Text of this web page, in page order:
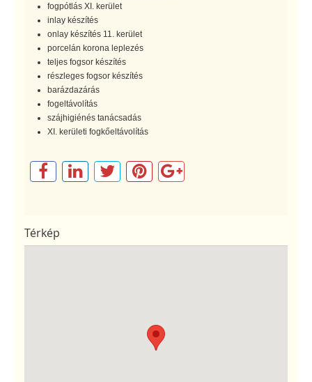
fogpótlás XI. kerület
inlay készítés
onlay készítés 11. kerület
porcelán korona leplezés
teljes fogsor készítés
részleges fogsor készítés
barázdazárás
fogeltávolítás
szájhigiénés tanácsadás
XI. kerületi fogkőeltávolítás
Térkép